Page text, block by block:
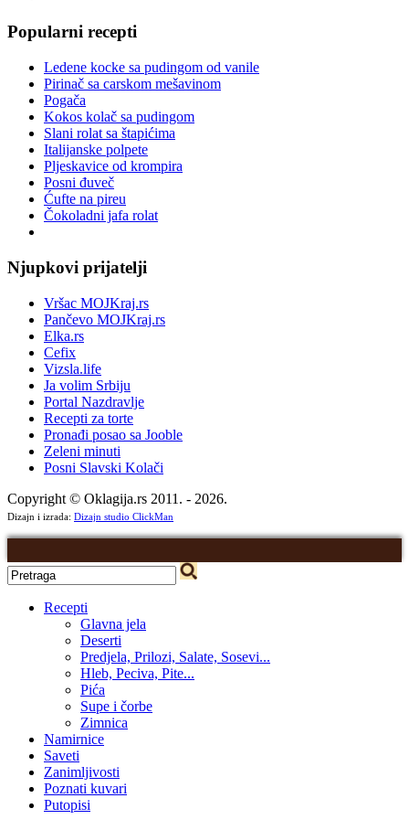
Popularni recepti
Ledene kocke sa pudingom od vanile
Pirinač sa carskom mešavinom
Pogača
Kokos kolač sa pudingom
Slani rolat sa štapićima
Italijanske polpete
Pljeskavice od krompira
Posni đuveč
Ćufte na pireu
Čokoladni jafa rolat
Njupkovi prijatelji
Vršac MOJKraj.rs
Pančevo MOJKraj.rs
Elka.rs
Cefix
Vizsla.life
Ja volim Srbiju
Portal Nazdravlje
Recepti za torte
Pronađi posao sa Jooble
Zeleni minuti
Posni Slavski Kolači
Copyright © Oklagija.rs 2011. - 2026.
Dizajn i izrada: Dizajn studio ClickMan
Recepti
Glavna jela
Deserti
Predjela, Prilozi, Salate, Sosevi...
Hleb, Peciva, Pite...
Pića
Supe i čorbe
Zimnica
Namirnice
Saveti
Zanimljivosti
Poznati kuvari
Putopisi